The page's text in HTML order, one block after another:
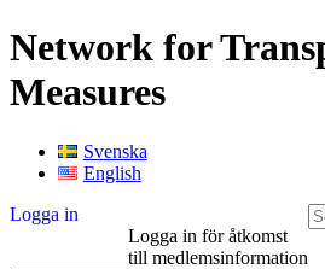
Network for
Measures
Svenska
English
Logga in
Logga in för åtkomst
till medlemsinformation